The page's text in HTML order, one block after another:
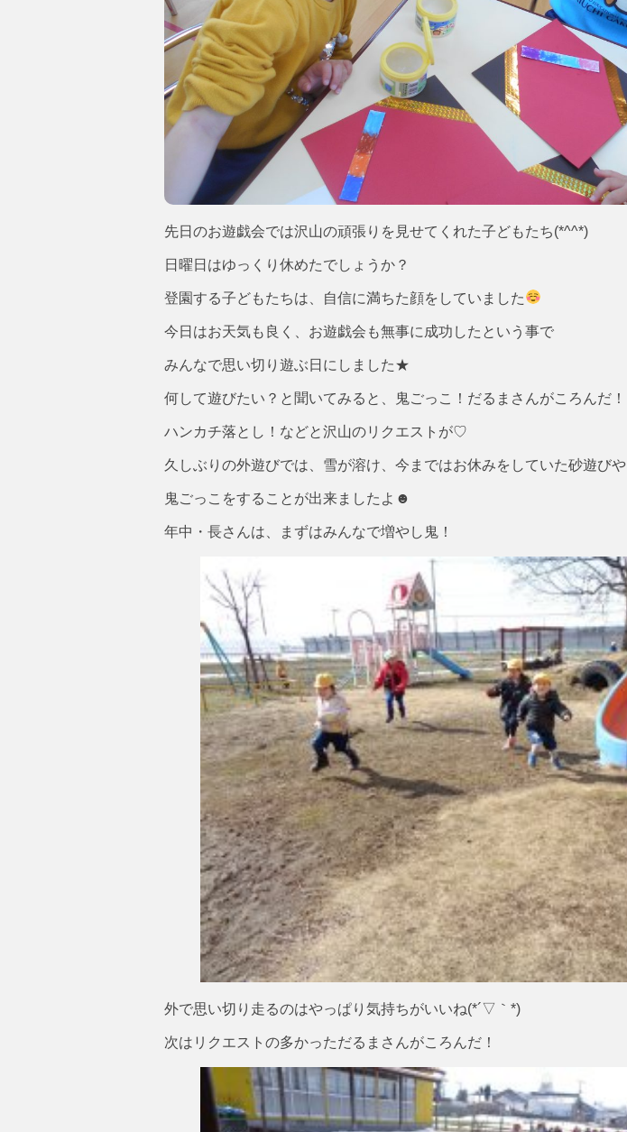
先日のお遊戯会では沢山の頑張りを見せてくれた子どもたち(*^^*)
日曜日はゆっくり休めたでしょうか？
登園する子どもたちは、自信に満ちた顔をしていました
今日はお天気も良く、お遊戯会も無事に成功したという事で
みんなで思い切り遊ぶ日にしました★
何して遊びたい？と聞いてみると、鬼ごっこ！だるまさんがころんだ！
ハンカチ落とし！などと沢山のリクエストが♡
久しぶりの外遊びでは、雪が溶け、今まではお休みをしていた砂遊びや
鬼ごっこをすることが出来ましたよ☻
年中・長さんは、まずはみんなで増やし鬼！
外で思い切り走るのはやっぱり気持ちがいいね(*´▽｀*)
次はリクエストの多かっただるまさんがころんだ！